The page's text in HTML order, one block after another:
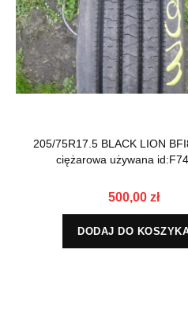
205/75R17.5 BLACK LION
ciężarowa używana
500,00 zł
DODAJ DO